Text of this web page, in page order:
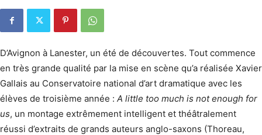
D’Avignon à Lanester, un été de découvertes. Tout commence
en très grande qualité par la mise en scène qu’a réalisée Xavier
Gallais au Conservatoire national d’art dramatique avec les
élèves de troisième année : A little too much is not enough for
us, un montage extrêmement intelligent et théâtralement
réussi d’extraits de grands auteurs anglo-saxons (Thoreau,